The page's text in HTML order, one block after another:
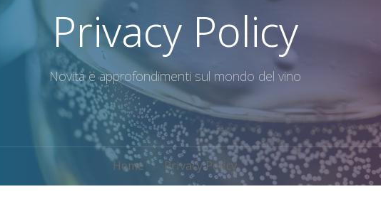
Privacy Policy
Novità e approfondimenti sul mondo del vino
Home Privacy Policy